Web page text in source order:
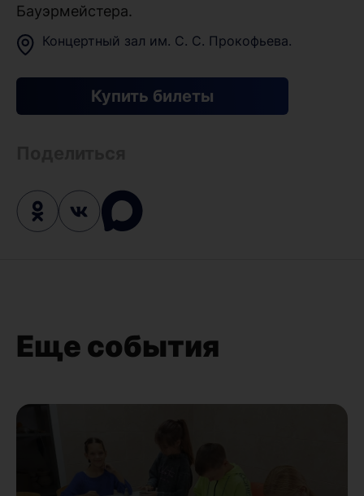
Бауэрмейстера.
Концертный зал им. С. С. Прокофьева.
Купить билеты
Еще события